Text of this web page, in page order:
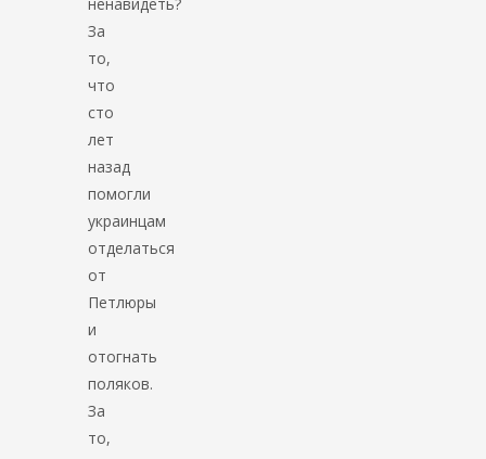
За
то,
что
сто
лет
назад
помогли
украинцам
отделаться
от
Петлюры
и
отогнать
поляков.
За
то,